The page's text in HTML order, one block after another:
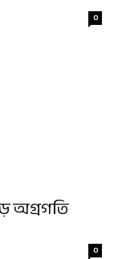
0
অগ্রগতি
0